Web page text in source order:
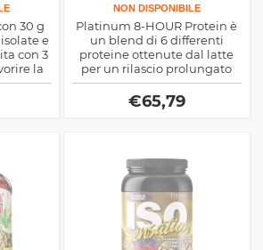
30 g
e
con 3
la
forza e
NON DISPONIBILE
Platinum 8-HOUR Protein è
un blend di 6 differenti
proteine ottenute dal latte
per un rilascio prolungato
prodotte dalla Muscletech,
ottimo come sostitutivo
pasto.
€65,79